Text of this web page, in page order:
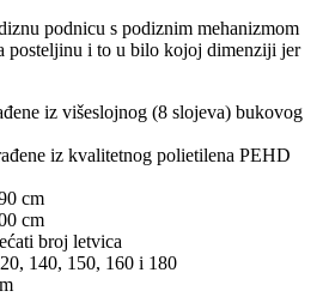
podnicu s podiznim mehanizmom
posteljinu i to u bilo kojoj dimenziji jer
iz višeslojnog (8 slojeva) bukovog
iz kvalitetnog polietilena PEHD
cm
cm
broj letvica
140, 150, 160 i 180